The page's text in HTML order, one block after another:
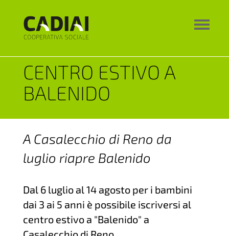
CENTRO ESTIVO A
BALENIDO
A Casalecchio di Reno da
luglio riapre Balenido
Dal 6 luglio al 14 agosto per i bambini
dai 3 ai 5 anni è possibile iscriversi al
centro estivo a "Balenido" a